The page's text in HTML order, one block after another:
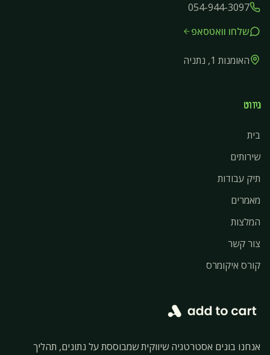
054-944-3097
שלחו וואטסאפ
האומנות 1, נתניה
ניווט
בית
שירותים
תיק עבודות
מאמרים
המלצות
צור קשר
קורס איקומרס
אנחנו בונים אסטרטגיה שיווקית שמבוססת על נתונים, תהליך